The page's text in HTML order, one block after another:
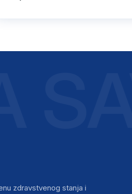
zdravstvenog stanja i